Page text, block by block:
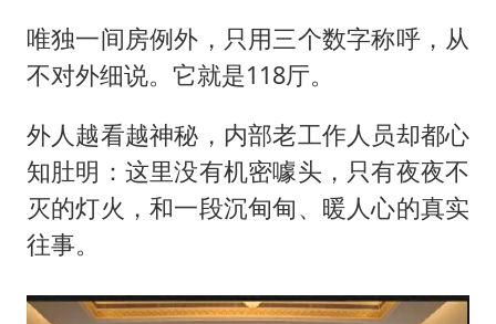
我国外贸延续良好增长态势
宇树科技中一签需缴款7.54万元
两名乘客在飞机上因调节座椅起冲突
唯独一间房例外，只用三个数字称呼，从
不对外细说。它就是118厅。
外人越看越神秘，内部老工作人员却都心
知肚明：这里没有机密噱头，只有夜夜不
灭的灯火，和一段沉甸甸、暖人心的真实
往事。